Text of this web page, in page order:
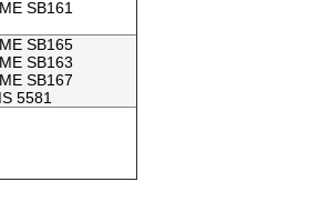
SB161
SB165
SB163
SB167
5581